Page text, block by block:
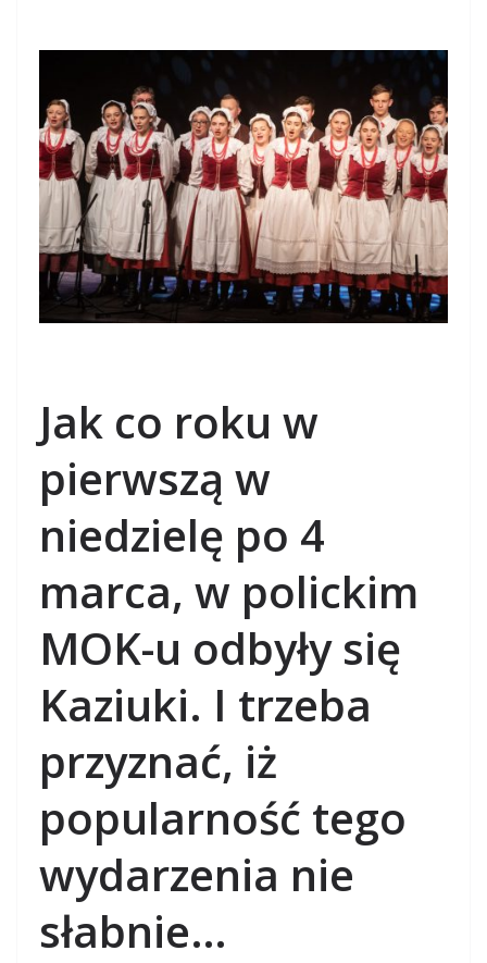
Jak co roku w
pierwszą w
niedzielę po 4
marca, w polickim
MOK-u odbyły się
Kaziuki. I trzeba
przyznać, iż
popularność tego
wydarzenia nie
słabnie…